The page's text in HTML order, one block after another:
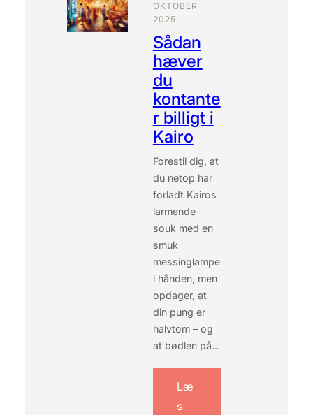
R
J
E
U
R
I
F
L
D
E
K
A
OKTOBER
2025
Sådan
hæver
du
kontante
r billigt i
Kairo
Forestil dig, at
du netop har
forladt Kairos
larmende
souk med en
smuk
messinglampe
i hånden, men
opdager, at
din pung er
halvtom – og
at bødlen på…
Læ
s